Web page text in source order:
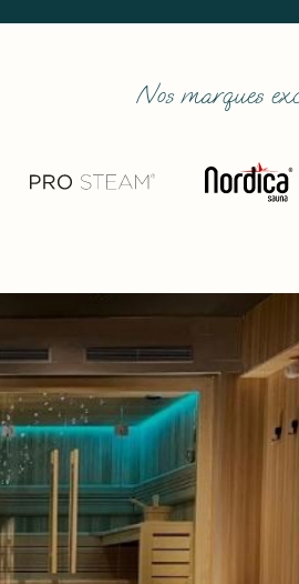
Nos marques